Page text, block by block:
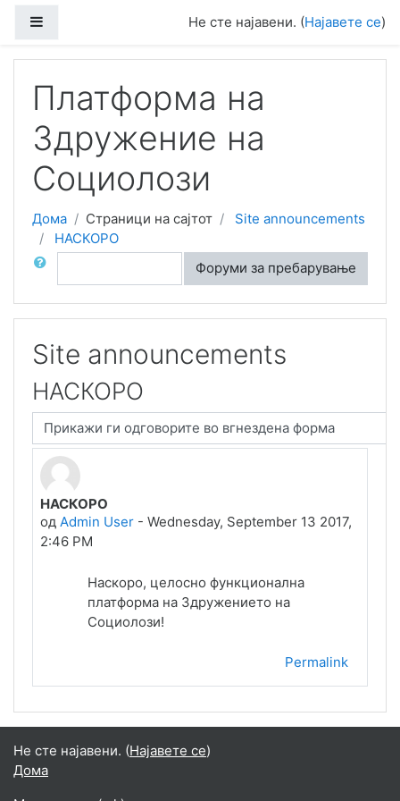
Не сте најавени. (Најавете се)
Платформа на
Здружение на
Социолози
Дома Страници на сајтот
Site announcements
НАСКОРО
Барај
Форуми за пребарување
Site announcements
НАСКОРО
Display mode
НАСКОРО
од Admin User - Wednesday, September 13 2017,
2:46 PM
Number of replies: 0
Наскоро, целосно функционална
платформа на Здружението на
Социолози!
Permalink
Не сте најавени. (Најавете се)
Дома